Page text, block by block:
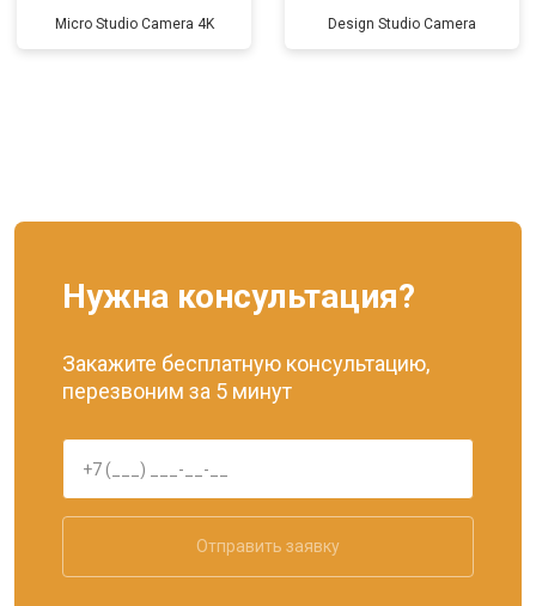
Micro Studio Camera 4K Design Studio Camera
Нужна консультация?
Закажите бесплатную консультацию,
перезвоним за 5 минут
Отправить заявку